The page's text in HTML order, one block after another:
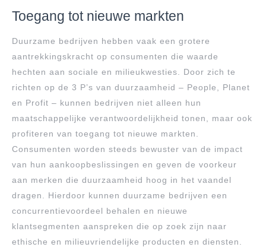
Toegang tot nieuwe markten
Duurzame bedrijven hebben vaak een grotere
aantrekkingskracht op consumenten die waarde
hechten aan sociale en milieukwesties. Door zich te
richten op de 3 P’s van duurzaamheid – People, Planet
en Profit – kunnen bedrijven niet alleen hun
maatschappelijke verantwoordelijkheid tonen, maar ook
profiteren van toegang tot nieuwe markten.
Consumenten worden steeds bewuster van de impact
van hun aankoopbeslissingen en geven de voorkeur
aan merken die duurzaamheid hoog in het vaandel
dragen. Hierdoor kunnen duurzame bedrijven een
concurrentievoordeel behalen en nieuwe
klantsegmenten aanspreken die op zoek zijn naar
ethische en milieuvriendelijke producten en diensten.